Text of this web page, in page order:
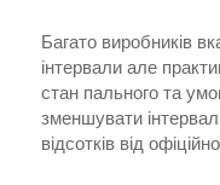
Багато виробників
інтервали але
стан пального та
зменшувати
відсотків від